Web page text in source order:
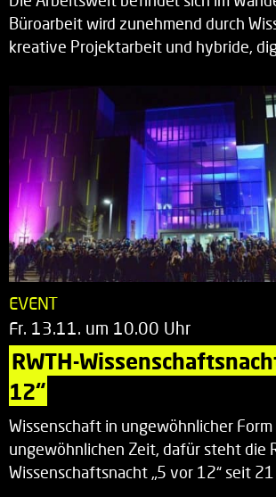
Büroarbeit wird zunehmend durch
kreative Projektarbeit und hybride,
EVENT
Fr. 13.11. um 10.00 Uhr
RWTH-
12“
Wissenschaft in ungewöhnlicher
ungewöhnlichen Zeit, dafür steht die
Wissenschaftsnacht „5 vor 12“ seit 21